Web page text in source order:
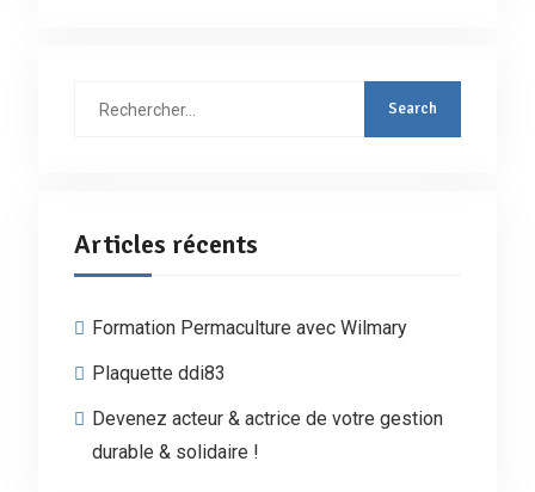
Articles récents
Formation Permaculture avec Wilmary
Plaquette ddi83
Devenez acteur & actrice de votre gestion
durable & solidaire !